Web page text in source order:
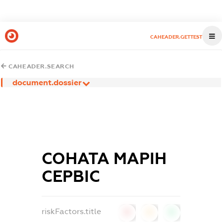
CAHEADER.GETTEST
CAHEADER.SEARCH
document.dossier
СОНАТА МАРІН
СЕРВІС
riskFactors.title